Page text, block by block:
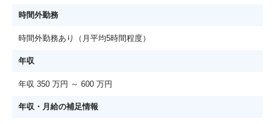
時間外勤務
時間外勤務あり（月平均5時間程度）
年収
年収 350 万円 ～ 600 万円
年収・月給の補足情報